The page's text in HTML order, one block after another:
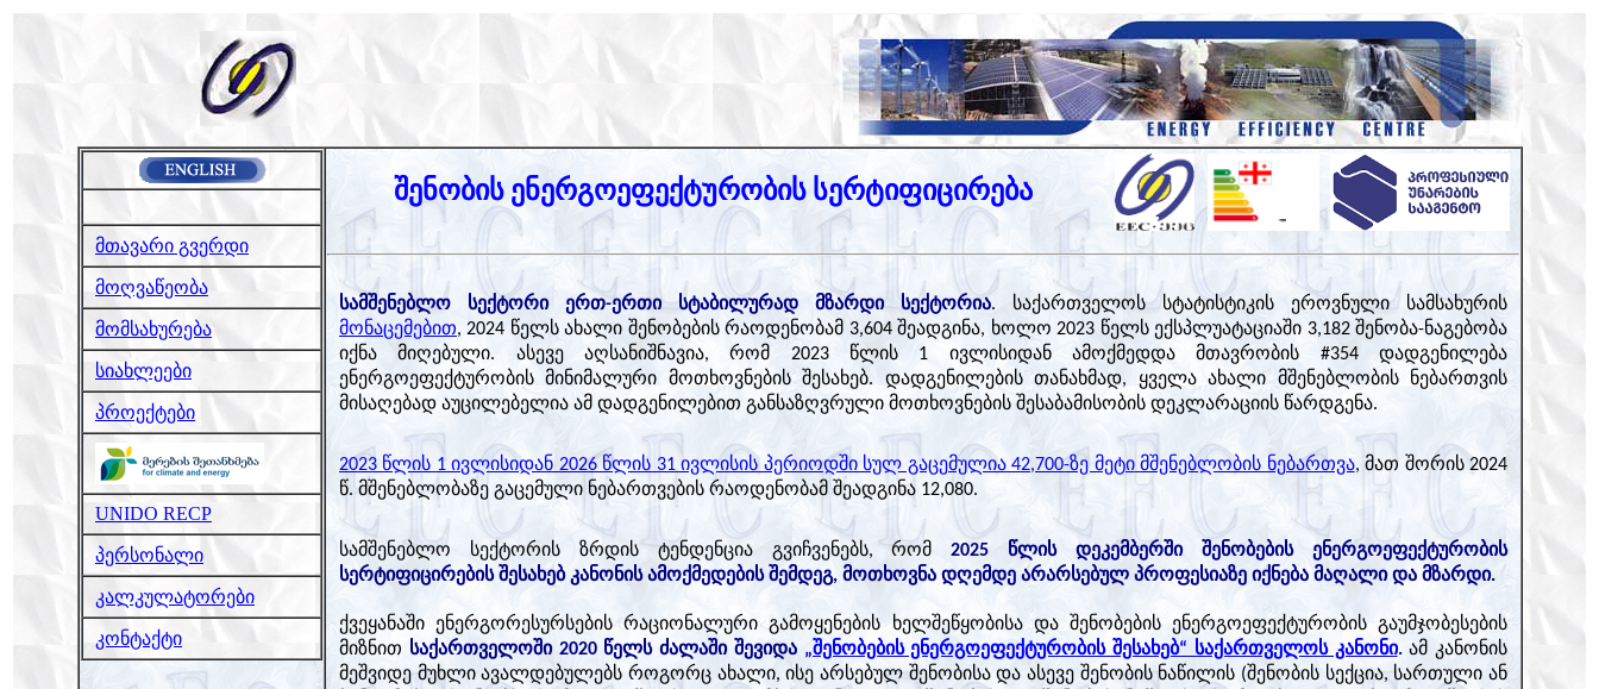
მთავარი გვერდი
მოღვაწეობა
მომსახურება
სიახლეები
პროექტები
UNIDO RECP
პერსონალი
კალკულატორები
კონტაქტი
შენობის ენერგოეფექტურობის სერტიფიცირება
სამშენებლო სექტორი ერთ-ერთი სტაბილურად მზარდი სექტორია. საქართველოს სტატისტიკის ეროვნული სამსახურის
მონაცემებით, 2024 წელს ახალი შენობების რაოდენობამ 3,604 შეადგინა, ხოლო 2023 წელს ექსპლუატაციაში 3,182 შენობა-ნაგებობა
იქნა მიღებული. ასევე აღსანიშნავია, რომ 2023 წლის 1 ივლისიდან ამოქმედდა მთავრობის #354 დადგენილება
ენერგოეფექტურობის მინიმალური მოთხოვნების შესახებ. დადგენილების თანახმად, ყველა ახალი მშენებლობის ნებართვის
მისაღებად აუცილებელია ამ დადგენილებით განსაზღვრული მოთხოვნების შესაბამისობის დეკლარაციის წარდგენა.
2023 წლის 1 ივლისიდან 2026 წლის 31 ივლისის პერიოდში სულ გაცემულია 42,700-ზე მეტიმშენებლობის ნებართვა, მათ შორის 2024
წ. მშენებლობაზე გაცემული ნებართვების რაოდენობამ შეადგინა 12,080.
სამშენებლო სექტორის ზრდის ტენდენცია გვიჩვენებს, რომ2025 წლის დეკემბერში შენობების ენერგოეფექტურობის
სერტიფიცირების შესახებ კანონის ამოქმედების შემდეგ, მოთხოვნა დღემდე არარსებულ პროფესიაზე იქნება მაღალი და მზარდი.
ქვეყანაში ენერგორესურსების რაციონალური გამოყენების ხელშეწყობისა და შენობების ენერგოეფექტურობის გაუმჯობესების
მიზნით საქართველოში 2020 წელს ძალაში შევიდა „შენობების ენერგოეფექტურობის შესახებ“ საქართველოს კანონი.ამ კანონის
მეშვიდე მუხლი ავალდებულებს როგორც ახალი, ისე არსებულ შენობისა და ასევე შენობის ნაწილის (შენობის სექცია, სართული ან